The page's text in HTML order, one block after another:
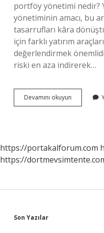
portföy yönetimi nedir?
yönetiminin amacı, bu
tasarrufları kâra
için farklı yatırım
değerlendirmek
riski en aza indirerek…
Devamını okuyun
Analizi
https://portakalforum.com
https://
Sidebar
Son Yazılar